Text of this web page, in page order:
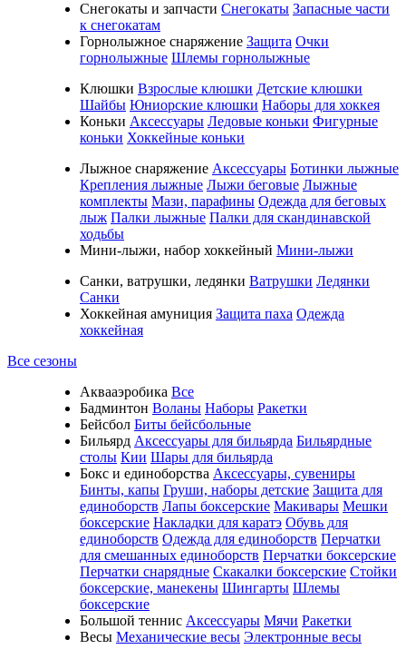
Cнегокаты и запчасти Снегокаты Запасные части
к снегокатам
Горнолыжное снаряжение Защита Очки
горнолыжные Шлемы горнолыжные
Клюшки Взрослые клюшки Детские клюшки
Шайбы Юниорские клюшки Наборы для хоккея
Коньки Аксессуары Ледовые коньки Фигурные
коньки Хоккейные коньки
Лыжное снаряжение Аксессуары Ботинки лыжные
Крепления лыжные Лыжи беговые Лыжные
комплекты Мази, парафины Одежда для беговых
лыж Палки лыжные Палки для скандинавской
ходьбы
Мини-лыжи, набор хоккейный Мини-лыжи
Санки, ватрушки, ледянки Ватрушки Ледянки
Санки
Хоккейная амуниция Защита паха Одежда
хоккейная
Все сезоны
Аквааэробика Все
Бадминтон Воланы Наборы Ракетки
Бейсбол Биты бейсбольные
Бильярд Аксессуары для бильярда Бильярдные
столы Кии Шары для бильярда
Бокс и единоборства Аксессуары, сувениры
Бинты, капы Груши, наборы детские Защита для
единоборств Лапы боксерские Макивары Мешки
боксерские Накладки для каратэ Обувь для
единоборств Одежда для единоборств Перчатки
для смешанных единоборств Перчатки боксерские
Перчатки снарядные Скакалки боксерские Стойки
боксерские, манекены Шингарты Шлемы
боксерские
Большой теннис Аксессуары Мячи Ракетки
Весы Механические весы Электронные весы